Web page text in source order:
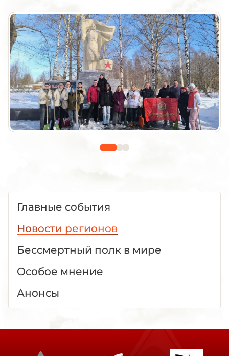
Главные события
Новости регионов
Бессмертный полк в мире
Особое мнение
Анонсы